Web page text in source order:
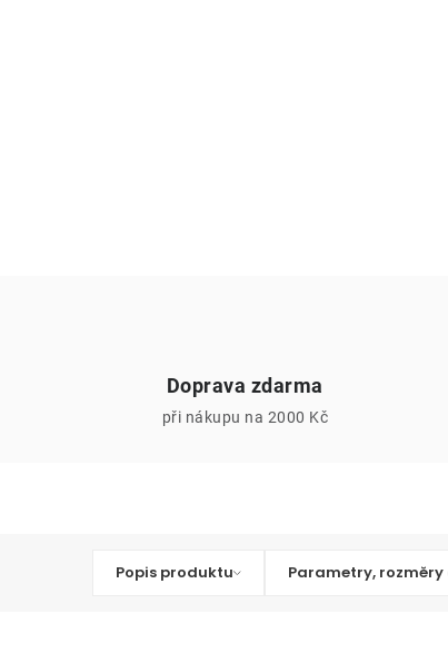
Doprava zdarma
při nákupu na 2000 Kč
Popis produktu Parametry,